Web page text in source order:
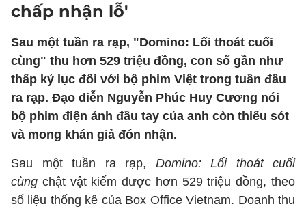
chấp nhận lỗ'
Sau một tuần ra rạp, "Domino: Lối thoát cuối
cùng" thu hơn 529 triệu đồng, con số gần như
thấp kỷ lục đối với bộ phim Việt trong tuần đầu
ra rạp. Đạo diễn Nguyễn Phúc Huy Cương nói
bộ phim điện ảnh đầu tay của anh còn thiếu sót
và mong khán giả đón nhận.
Sau một tuần ra rạp, Domino: Lối thoát cuối
cùng chật vật kiếm được hơn 529 triệu đồng, theo
số liệu thống kê của Box Office Vietnam. Doanh thu